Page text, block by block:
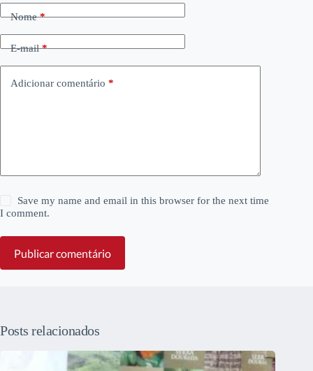
Nome*
E-mail*
Adicionar comentário *
Save my name and email in this browser for the next time
I comment.
Publicar comentário
Posts relacionados